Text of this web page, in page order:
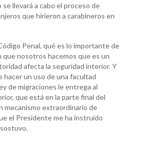
llevará a cabo el proceso de
que hirieron a carabineros en
Penal, qué es lo importante de
nosotros hacemos que es un
afecta la seguridad interior. Y
hacer un uso de una facultad
de migraciones le entrega al
que está en la parte final del
mecanismo extraordinario de
el Presidente me ha instruido